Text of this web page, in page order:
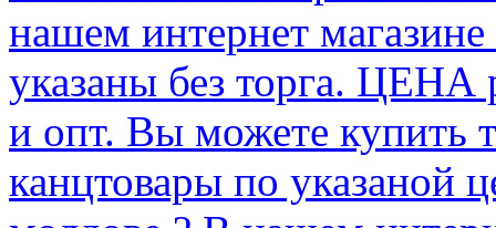
нашем интернет
указаны без торга.
и опт. Вы можете купить
канцтовары по указаной